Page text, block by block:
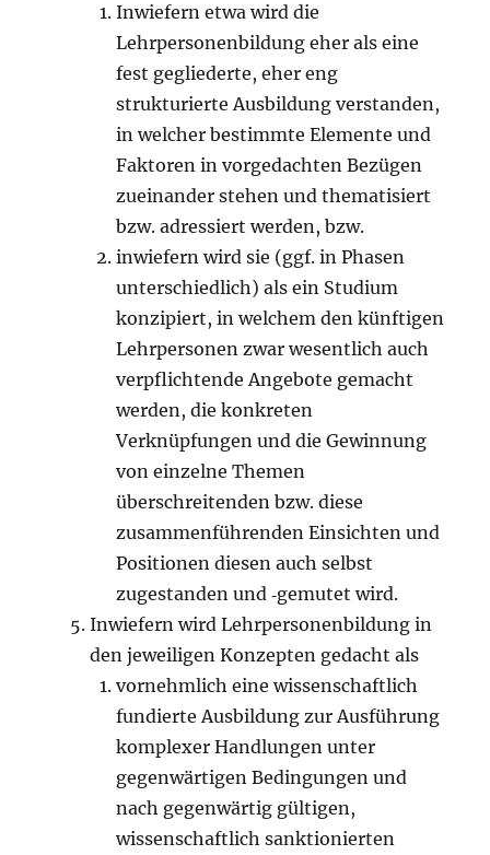
Inwiefern etwa wird die
Lehrpersonenbildung eher als eine
fest gegliederte, eher eng
strukturierte Ausbildung verstanden,
in welcher bestimmte Elemente und
Faktoren in vorgedachten Bezügen
zueinander stehen und thematisiert
bzw. adressiert werden, bzw.
inwiefern wird sie (ggf. in Phasen
unterschiedlich) als ein Studium
konzipiert, in welchem den künftigen
Lehrpersonen zwar wesentlich auch
verpflichtende Angebote gemacht
werden, die konkreten
Verknüpfungen und die Gewinnung
von einzelne Themen
überschreitenden bzw. diese
zusammenführenden Einsichten und
Positionen diesen auch selbst
zugestanden und ‑gemutet wird.
Inwiefern wird Lehrpersonenbildung in
den jeweiligen Konzepten gedacht als
vornehmlich eine wissenschaftlich
fundierte Ausbildung zur Ausführung
komplexer Handlungen unter
gegenwärtigen Bedingungen und
nach gegenwärtig gültigen,
wissenschaftlich sanktionierten